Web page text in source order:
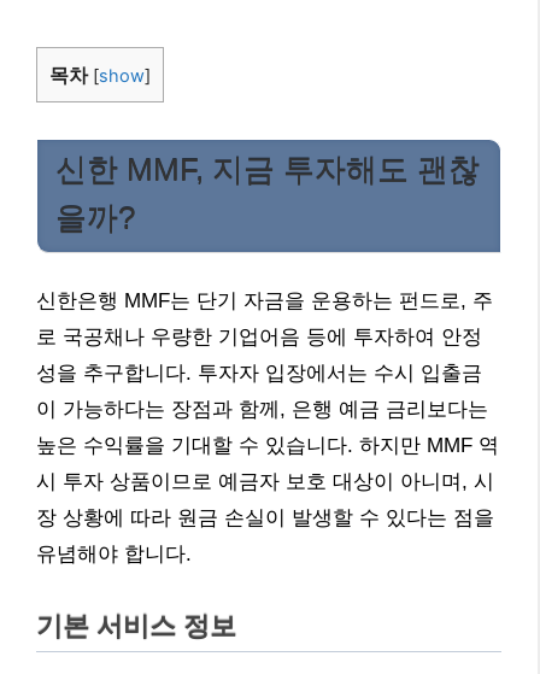
목차 [show]
신한 MMF, 지금 투자해도 괜찮
을까?
신한은행 MMF는 단기 자금을 운용하는 펀드로, 주
로 국공채나 우량한 기업어음 등에 투자하여 안정
성을 추구합니다. 투자자 입장에서는 수시 입출금
이 가능하다는 장점과 함께, 은행 예금 금리보다는
높은 수익률을 기대할 수 있습니다. 하지만 MMF 역
시 투자 상품이므로 예금자 보호 대상이 아니며, 시
장 상황에 따라 원금 손실이 발생할 수 있다는 점을
유념해야 합니다.
기본 서비스 정보